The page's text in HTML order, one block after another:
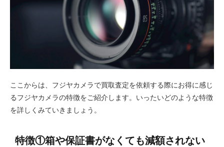
ここからは、フジヤカメラで買取査定を依頼する際にお得に感じ
るフジヤカメラの特徴をご紹介します。いったいどのような特徴
を詳しくみていきましょう。
特徴①箱や保証書がなくても減額されない